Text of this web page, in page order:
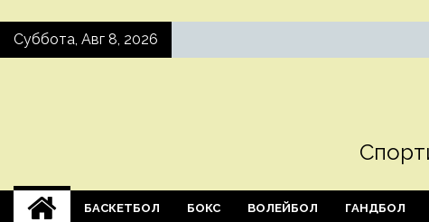
SkipСуббота, Авг 8, 2026
БАСКЕТБОЛ БОКС ВОЛЕЙБОЛ ГАНДБОЛ